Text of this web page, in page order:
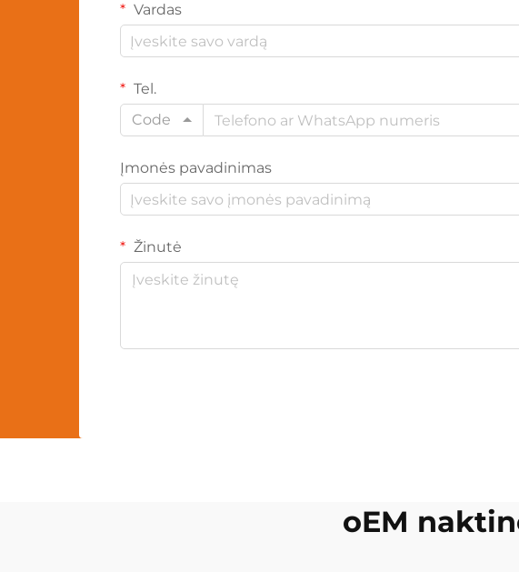
Vardas
Tel.
Code
Įmonės pavadinimas
Žinutė
oEM